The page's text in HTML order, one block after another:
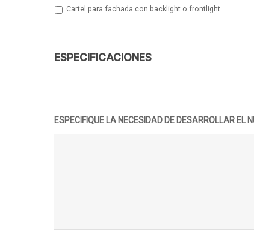
Cartel para fachada con backlight o frontlight
ESPECIFICACIONES
ESPECIFIQUE LA NECESIDAD DE DESARROLLAR EL